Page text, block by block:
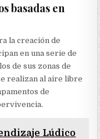
basadas en
la creación de
en una serie de
de sus zonas de
realizan al aire libre
de
Lúdico